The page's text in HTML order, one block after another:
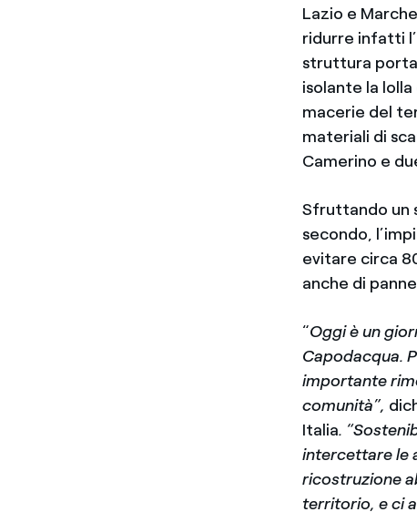
Lazio e
ridurre infatti
struttura
isolante la
macerie del
materiali di
Camerino e
Sfruttando un
secondo,
evitare circa
anche di
“Oggi è un
Capodacqua.
importante
comunità”,
Italia.
intercettare le
ricostruzione
territorio, e ci